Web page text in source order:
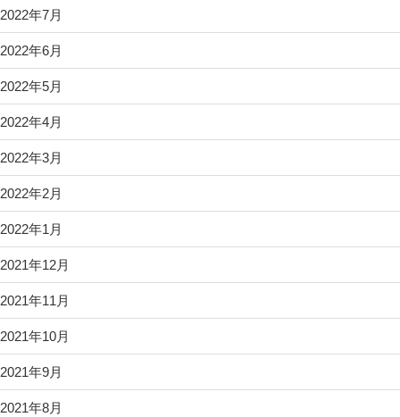
2022年7月
2022年6月
2022年5月
2022年4月
2022年3月
2022年2月
2022年1月
2021年12月
2021年11月
2021年10月
2021年9月
2021年8月